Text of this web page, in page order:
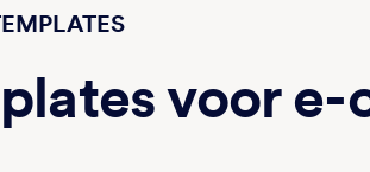
voor e-